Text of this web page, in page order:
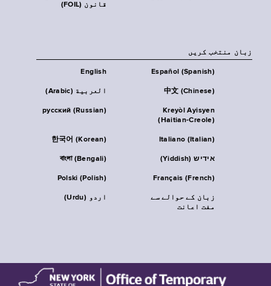
قانون (FOIL)
زبان منتخب کریں
English Español (Spanish)
العربية (Arabic) 中文 (Chinese)
русский (Russian)
Kreyòl Ayisyen
(Haitian-Creole)
한국어 (Korean) Italiano (Italian)
বাংলা (Bengali) אידיש (Yiddish)
Polski (Polish) Français (French)
اردو (Urdu)
زبان کے حوالے سے
مفت اعانت